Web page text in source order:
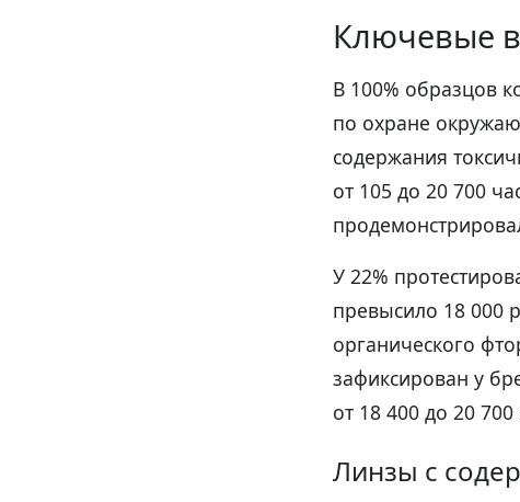
Ключевые
В 100% образцов
по охране
содержания
от 105 до 20 700
У 22%
превысило 18 000
органического
зафиксирован у
от 18 400 до 20
Линзы с